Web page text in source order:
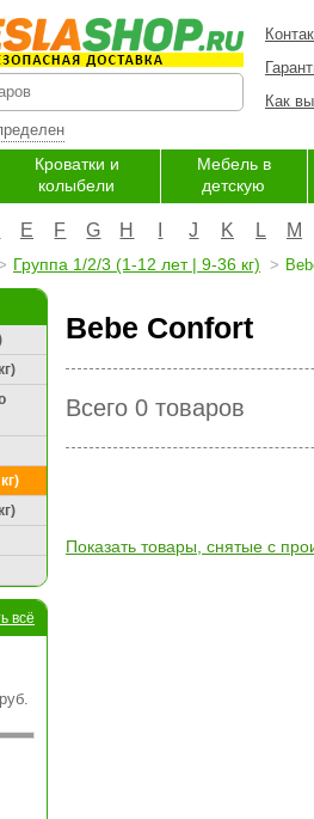
Как
Кроватки и
колыбели
Мебель в
детскую
E F G H J K L M
Группа 1/2/3 (1-12 лет | 9-36 кг)
всё
руб.
Bebe Confort
Всего 0 товаров
Показать товары, снятые с